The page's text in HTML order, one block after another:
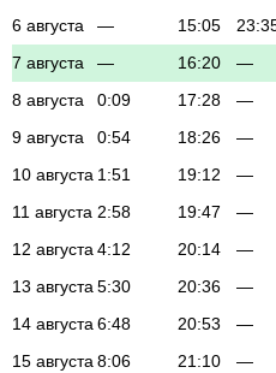
6 августа
— 15:05
7 августа
— 16:20 —
8 августа
0:09 17:28 —
9 августа
0:54 18:26 —
10 августа 1:51 19:12 —
11 августа 2:58 19:47 —
12 августа 4:12 20:14 —
13 августа 5:30 20:36 —
14 августа 6:48 20:53 —
15 августа 8:06 21:10 —